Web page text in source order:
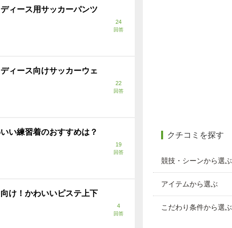
ィース用サッカーパンツ
24
回答
ィース向けサッカーウェ
22
回答
い練習着のおすすめは？
19
回答
け！かわいいピステ上下
4
回答
クチコミを探す
競技・シーンから選ぶ
アイテムから選ぶ
こだわり条件から選ぶ